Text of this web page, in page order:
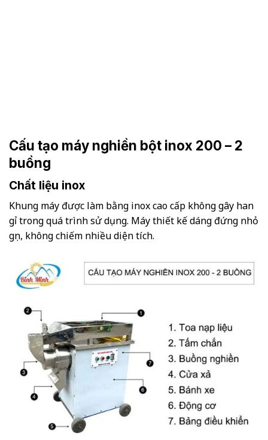
Cấu tạo máy nghiền bột inox 200 – 2
buồng
Chất liệu inox
Khung máy được làm bằng inox cao cấp không gây han
gỉ trong quá trình sử dụng. Máy thiết kế dáng đứng nhỏ
gọn, không chiếm nhiều diện tích.